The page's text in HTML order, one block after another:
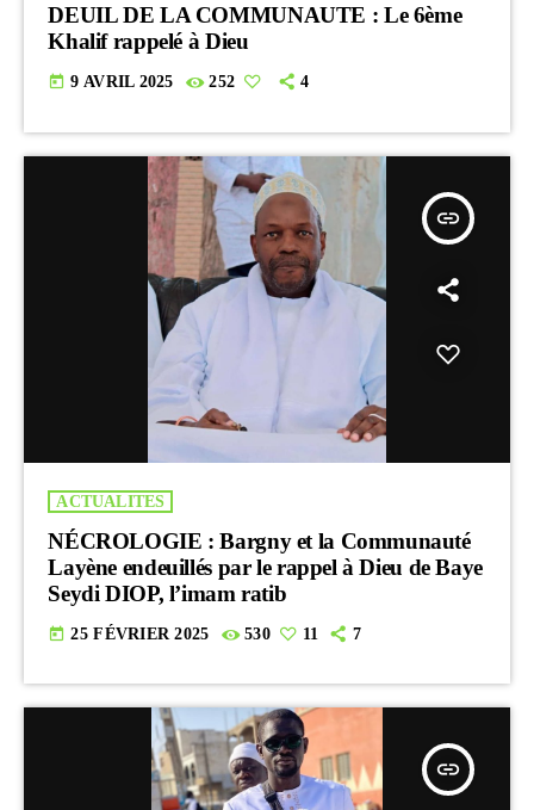
DEUIL DE LA COMMUNAUTE : Le 6ème
Khalif rappelé à Dieu
today 9 AVRIL 2025 252 4
insert_link
ACTUALITES
NÉCROLOGIE : Bargny et la Communauté
Layène endeuillés par le rappel à Dieu de Baye
Seydi DIOP, l’imam ratib
today 25 FÉVRIER 2025 530 11 7
insert_link